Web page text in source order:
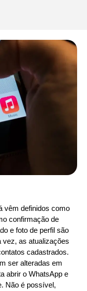
vêm definidos como
confirmação de
e foto de perfil são
vez, as atualizações
cadastrados.
ser alteradas em
abrir o WhatsApp e
Não é possível,